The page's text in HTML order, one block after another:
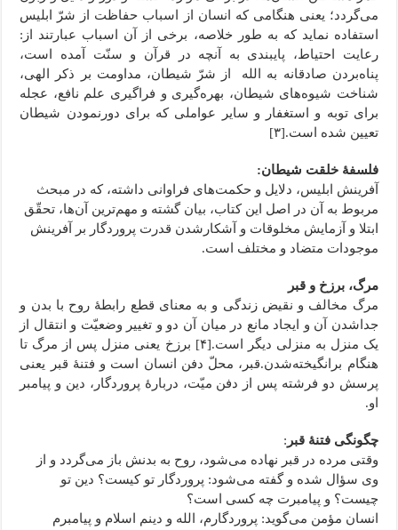
می‌گردد؛ یعنی هنگامی که انسان از اسباب حفاظت از شرّ ابلیس
استفاده نماید که به طور خلاصه، برخی از آن اسباب عبارتند از:
رعایت احتیاط، پایبندی به آنچه در قرآن و سنّت آمده است،
پناه‌بردن صادقانه به الله از شرّ شیطان، مداومت بر ذکر الهی،
شناخت شیوه‌های شیطان، بهره‌گیری و فراگیری علم نافع، عجله
برای توبه و استغفار و سایر عواملی که برای دورنمودن شیطان
تعیین شده است.[۳]
فلسفۀ خلقت شیطان:
آفرینش ابلیس، دلایل و حکمت‌های فراوانی داشته، که در مبحث
مربوط به آن در اصل این کتاب، بیان گشته و مهم‌ترین آن‌ها، تحقّق
ابتلا و آزمایش مخلوقات و آشکارشدن قدرت پروردگار بر آفرینش
موجودات متضاد و مختلف است.
مرگ، برزخ و قبر
مرگ مخالف و نقیض زندگی و به معنای قطع رابطۀ روح با بدن و
جداشدن آن و ایجاد مانع در میان آن دو و تغییر وضعیّت و انتقال از
یک منزل به منزلی دیگر است.[۴] برزخ یعنی منزل پس از مرگ تا
هنگام برانگیخته‌شدن.قبر، محلّ دفن انسان است و فتنۀ قبر یعنی
پرسش دو فرشته پس از دفن میّت، دربارۀ پروردگار، دین و پیامبر
او.
چگونگی فتنۀ قبر :
وقتی مرده در قبر نهاده می‌شود، روح به بدنش باز می‌گردد و از
وی سؤال شده و گفته می‌شود: پروردگار تو کیست؟ دین تو
چیست؟ و پیامبرت چه کسی است؟
انسان مؤمن می‌گوید: پروردگارم، الله و دینم اسلام و پیامبرم